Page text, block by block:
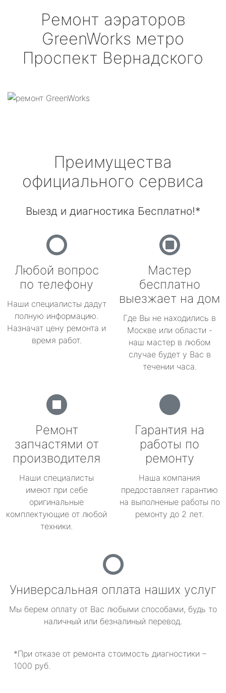
Ремонт аэраторов
GreenWorks метро
Проспект Вернадского
Преимущества
официального сервиса
Выезд и диагностика Бесплатно!*
Любой вопрос
по телефону
Наши специалисты дадут
полную информацию.
Назначат цену ремонта и
время работ.
Мастер
бесплатно
выезжает на дом
Где Вы не находились в
Москве или области -
наш мастер в любом
случае будет у Вас в
течении часа.
Ремонт
запчастями от
производителя
Наши специалисты
имеют при себе
оригинальные
комплектующие от любой
техники.
Гарантия на
работы по
ремонту
Наша компания
предоставляет гарантию
на выполненые работы по
ремонту до 2 лет.
Универсальная оплата наших услуг
Мы берем оплату от Вас любыми способами, будь то
наличный или безналиный перевод.
*При отказе от ремонта стоимость диагностики –
1000 руб.